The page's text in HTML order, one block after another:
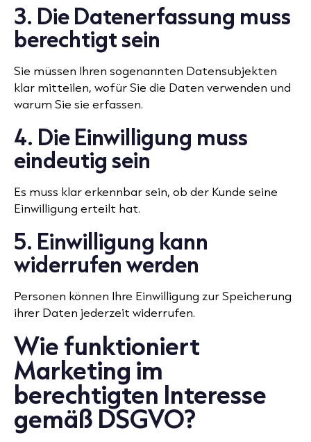
3. Die Datenerfassung muss
berechtigt sein
Sie müssen Ihren sogenannten Datensubjekten
klar mitteilen, wofür Sie die Daten verwenden und
warum Sie sie erfassen.
4. Die Einwilligung muss
eindeutig sein
Es muss klar erkennbar sein, ob der Kunde seine
Einwilligung erteilt hat.
5. Einwilligung kann
widerrufen werden
Personen können Ihre Einwilligung zur Speicherung
ihrer Daten jederzeit widerrufen.
Wie funktioniert
Marketing im
berechtigten Interesse
gemäß DSGVO?